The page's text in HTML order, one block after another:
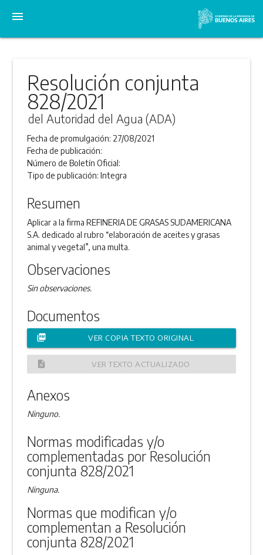
menu
Resolución conjunta
828/2021
del Autoridad del Agua (ADA)
Fecha de promulgación: 27/08/2021
Fecha de publicación:
Número de Boletín Oficial:
Tipo de publicación:Integra
Resumen
Aplicar a la firma REFINERIA DE GRASAS SUDAMERICANA
S.A. dedicado al rubro “elaboración de aceites y grasas
animal y vegetal”, una multa.
Observaciones
Sin observaciones.
Documentos
picture_as_pdf VER COPIA TEXTO ORIGINAL
description VER TEXTO ACTUALIZADO
Anexos
Ninguno.
Normas modificadas y/o
complementadas por Resolución
conjunta 828/2021
Ninguna.
Normas que modifican y/o
complementan a Resolución
conjunta 828/2021